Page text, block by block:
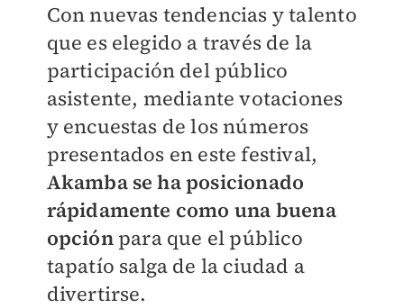
Con nuevas tendencias y talento
que es elegido a través de la
participación del público
asistente, mediante votaciones
y encuestas de los números
presentados en este festival,
Akamba se ha posicionado
rápidamente como una buena
opciónpara que el público
tapatío salga de la ciudad a
divertirse.